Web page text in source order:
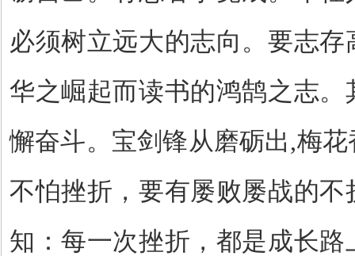
必须树立远大的志向。要志
华之崛起而读书的鸿鹄之志
懈奋斗。宝剑锋从磨砺出 ,梅花
不怕挫折，要有屡败屡战的
知：每一次挫折，都是成长